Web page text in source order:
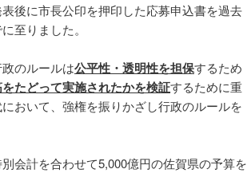
後に市長公印を押印した応募申込書を過去
至りました。
のルールは公平性・透明性を担保するため
たどって実施されたかを検証するために重
おいて、強権を振りかざし行政のルールを
会計を合わせて5,000億円の佐賀県の予算を